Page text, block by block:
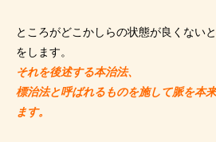
ところがどこかしらの状態が良くない
をします。
それを後述する本治法、
標治法と呼ばれるものを施して脈を本
ます。